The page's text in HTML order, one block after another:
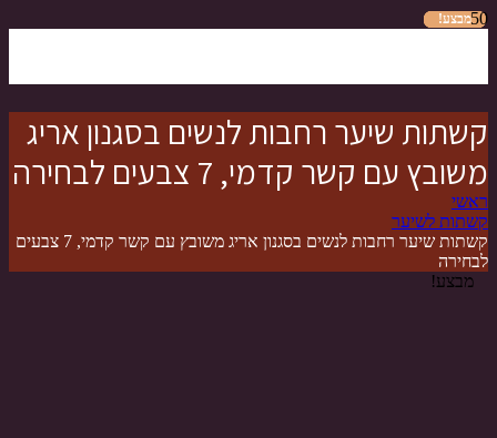
קשתות שיער רחבות לנשים בסגנון אריג
משובץ עם קשר קדמי, 7 צבעים לבחירה
ראשי
קשתות לשיער
קשתות שיער רחבות לנשים בסגנון אריג משובץ עם קשר קדמי, 7 צבעים
לבחירה
מבצע!
מבצע!
מבצע!
מבצע!
מבצע!
מבצע!
מבצע!